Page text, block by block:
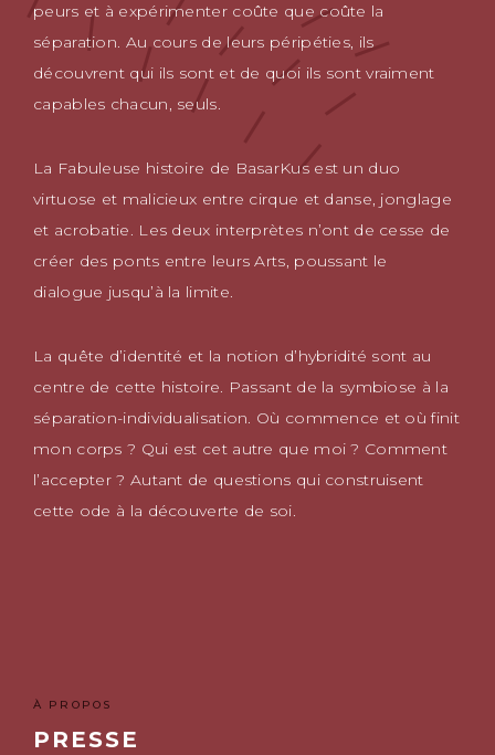
peurs et à expérimenter coûte que coûte la
séparation. Au cours de leurs péripéties, ils
découvrent qui ils sont et de quoi ils sont vraiment
capables chacun, seuls.
La Fabuleuse histoire de BasarKus est un duo
virtuose et malicieux entre cirque et danse, jonglage
et acrobatie. Les deux interprètes n’ont de cesse de
créer des ponts entre leurs Arts, poussant le
dialogue jusqu’à la limite.
La quête d’identité et la notion d’hybridité sont au
centre de cette histoire. Passant de la symbiose à la
séparation-individualisation. Où commence et où finit
mon corps ? Qui est cet autre que moi ? Comment
l’accepter ? Autant de questions qui construisent
cette ode à la découverte de soi.
À PROPOS
PRESSE